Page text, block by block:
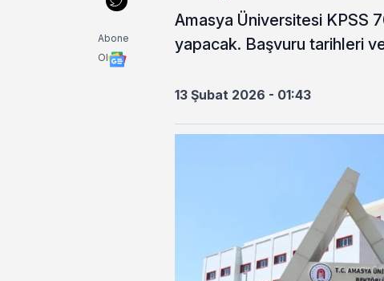
Abone
Ol
Amasya Üniversitesi KPSS
yapacak. Başvuru tarihleri
13 Şubat 2026 - 01:43